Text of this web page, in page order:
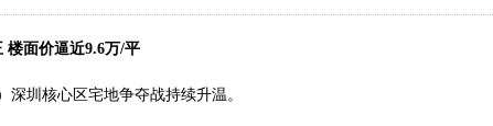
楼面价逼近9.6万/平
圳核心区宅地争夺战持续升温。